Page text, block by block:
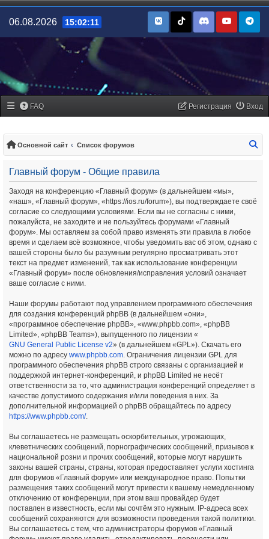
06.08.2026 15:02:11
FAQ Вход
Регистрация
Основной сайт Список форумов
Главный форум - Общие правила
Заходя на конференцию «Главный форум» (в дальнейшем «мы»,
«наш», «Главный форум», «https://ios.ru/forum»), вы подтверждаете своё
согласие со следующими условиями. Если вы не согласны с ними,
пожалуйста, не заходите и не пользуйтесь форумами «Главный
форум». Мы оставляем за собой право изменять эти правила в любое
время и сделаем всё возможное, чтобы уведомить вас об этом, однако с
вашей стороны было бы разумным регулярно просматривать этот
текст на предмет изменений, так как использование конференции
«Главный форум» после обновления/исправления условий означает
ваше согласие с ними.
Наши форумы работают под управлением программного обеспечения
для создания конференций phpBB (в дальнейшем «они»,
«программное обеспечение phpBB», «www.phpbb.com», «phpBB
Limited», «phpBB Teams»), выпущенного по лицензии «
GNU General Public License v2» (в дальнейшем «GPL»). Скачать его
можно по адресу www.phpbb.com. Ограничения лицензии GPL для
программного обеспечения phpBB строго связаны с организацией и
поддержкой интернет-конференций, и phpBB Limited не несёт
ответственности за то, что администрация конференций определяет в
качестве допустимого содержания и/или поведения в них. За
дополнительной информацией о phpBB обращайтесь по адресу
https://www.phpbb.com/.
Вы соглашаетесь не размещать оскорбительных, угрожающих,
клеветнических сообщений, порнографических сообщений, призывов к
национальной розни и прочих сообщений, которые могут нарушить
законы вашей страны, страны, которая предоставляет услуги хостинга
для форумов «Главный форум» или международное право. Попытки
размещения таких сообщений могут привести к вашему немедленному
отключению от конференции, при этом ваш провайдер будет
поставлен в известность, если мы сочтём это нужным. IP-адреса всех
сообщений сохраняются для возможности проведения такой политики.
Вы соглашаетесь с тем, что администраторы форумов «Главный